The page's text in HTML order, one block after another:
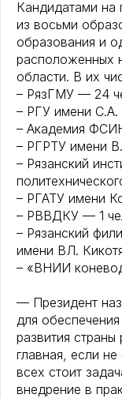
Кандидатами на
из восьми
образования и
расположенных
области. В их
– РязГМУ — 24
– РГУ имени С.А.
– Академия
– РГРТУ имени
– Рязанский
– РГАТУ имени
– РВВДКУ — 1
– Рязанский
имени ВЛ.
– «ВНИИ
— Президент
для
развития
главная, если
всех стоит
внедрение в